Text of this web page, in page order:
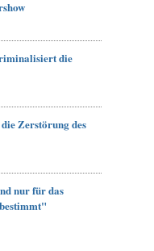
die
Zerstörung des
nur für das